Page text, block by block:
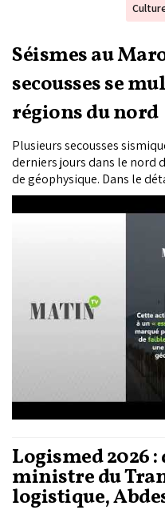
Séismes au
secousses se
régions du nord
Plusieurs secousses
derniers jours dans le nord
de géophysique. Dans le
été recensés au cours des
nord du Maroc. Les
Logismed 2026
ministre du
logistique,